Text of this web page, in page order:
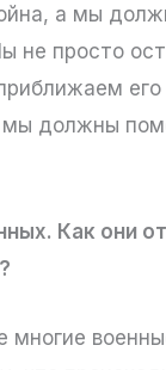
а мы
не просто
его
мы должны
Как они